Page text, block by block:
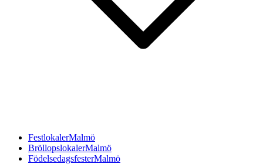
FestlokalerMalmö
BröllopslokalerMalmö
FödelsedagsfesterMalmö